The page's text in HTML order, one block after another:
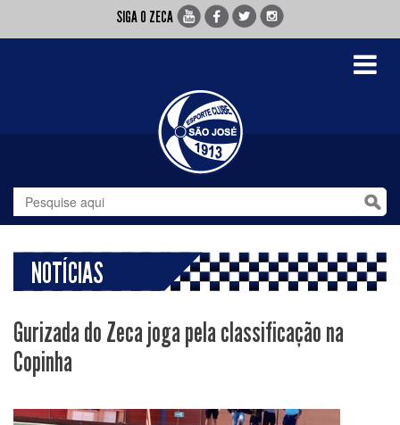
SIGA O ZECA
Toggle
NOTÍCIAS
Gurizada do Zeca joga pela classificação na
Copinha